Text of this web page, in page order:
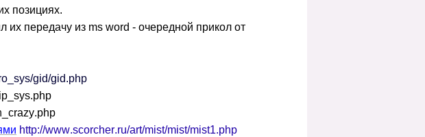
позициях.
их передачу из ms word - очередной прикол от
gid/gid.php
crazy.php
http://www.scorcher.ru/art/mist/mist/mist1.php